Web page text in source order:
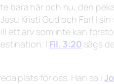
bara här och nu, den
Jesu Kristi Gud och Far! I
ett arv som inte kan
I Fil. 3:20 sägs
plats för oss. Han sa i